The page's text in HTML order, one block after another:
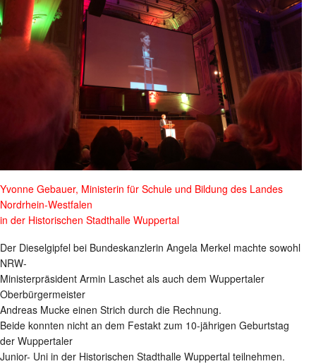
Yvonne Gebauer, Ministerin für Schule und Bildung des Landes
Nordrhein-Westfalen
in der Historischen Stadthalle Wuppertal
Der Dieselgipfel bei Bundeskanzlerin Angela Merkel machte sowohl
NRW-
Ministerpräsident Armin Laschet als auch dem Wuppertaler
Oberbürgermeister
Andreas Mucke einen Strich durch die Rechnung.
Beide konnten nicht an dem Festakt zum 10-jährigen Geburtstag
der Wuppertaler
Junior- Uni in der Historischen Stadthalle Wuppertal teilnehmen.